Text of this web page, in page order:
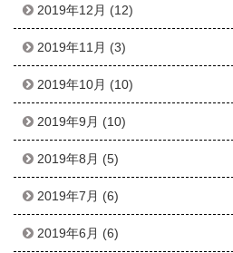
2019年12月 (12)
2019年11月 (3)
2019年10月 (10)
2019年9月 (10)
2019年8月 (5)
2019年7月 (6)
2019年6月 (6)